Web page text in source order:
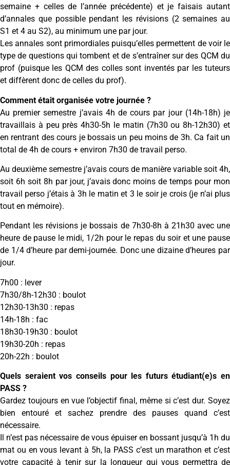
semaine + celles de l’année précédente) et je faisais autant
d’annales que possible pendant les révisions (2 semaines au
S1 et 4 au S2), au minimum une par jour.
Les annales sont primordiales puisqu’elles permettent de voir le
type de questions qui tombent et de s’entraîner sur des QCM du
prof (puisque les QCM des colles sont inventés par les tuteurs
et diffèrent donc de celles du prof).
Comment était organisée votre journée ?
Au premier semestre j’avais 4h de cours par jour (14h-18h) je
travaillais à peu près 4h30-5h le matin (7h30 ou 8h-12h30) et
en rentrant des cours je bossais un peu moins de 3h. Ca fait un
total de 4h de cours + environ 7h30 de travail perso.
Au deuxième semestre j’avais cours de manière variable soit 4h,
soit 6h soit 8h par jour, j’avais donc moins de temps pour mon
travail perso j’étais à 3h le matin et 3 le soir je crois (je n’ai plus
tout en mémoire).
Pendant les révisions je bossais de 7h30-8h à 21h30 avec une
heure de pause le midi, 1/2h pour le repas du soir et une pause
de 1/4 d’heure par demi-journée. Donc une dizaine d’heures par
jour.
7h00 : lever
7h30/8h-12h30 : boulot
12h30-13h30 : repas
14h-18h : fac
18h30-19h30 : boulot
19h30-20h : repas
20h-22h : boulot
Quels seraient vos conseils pour les futurs étudiant(e)s en
PASS ?
Gardez toujours en vue l’objectif final, même si c’est dur. Soyez
bien entouré et sachez prendre des pauses quand c’est
nécessaire.
Il n’est pas nécessaire de vous épuiser en bossant jusqu’à 1h du
mat ou en vous levant à 5h, la PASS c’est un marathon et c’est
votre capacité à tenir sur la longueur qui vous permettra de